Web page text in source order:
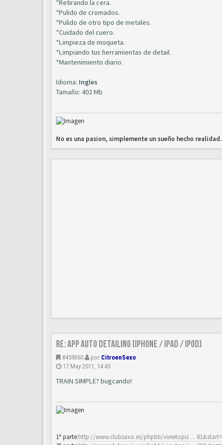
*Retirando la cera.
*Pulido de cromados.
*Pulido de otro tipo de metales.
*Cuidado del cuero.
*Limpieza de moqueta.
*Limpiando tus herramientas de detail.
*Mantenimiento diario.
Idioma: Ingles
Tamaño: 402 Mb
No es una pasion, simplemente un sueño hecho
Re: App Auto Detailing [Iphone / Ipad / Ipod]
#459360 por CitroenSexo
17 May 2011, 14:45
TRAIN SIMPLE? bugcando!
1ª parte:http://www.clubsaxo.es/phpbb/viewtopic ...